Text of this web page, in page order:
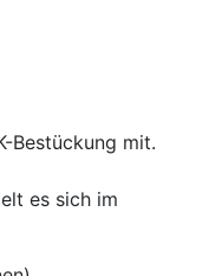
Bestückung mit.
es sich im